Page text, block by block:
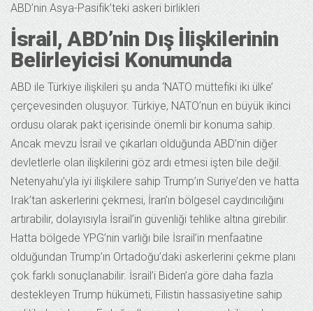
ABD’nin Asya-Pasifik’teki askeri birlikleri
İsrail, ABD’nin Dış İlişkilerinin
Belirleyicisi Konumunda
ABD ile Türkiye ilişkileri şu anda ‘NATO müttefiki iki ülke’
çerçevesinden oluşuyor. Türkiye, NATO’nun en büyük ikinci
ordusu olarak pakt içerisinde önemli bir konuma sahip.
Ancak mevzu İsrail ve çıkarları olduğunda ABD’nin diğer
devletlerle olan ilişkilerini göz ardı etmesi işten bile değil.
Netenyahu’yla iyi ilişkilere sahip Trump’ın Suriye’den ve hatta
Irak’tan askerlerini çekmesi, İran’ın bölgesel caydırıcılığını
artırabilir, dolayısıyla İsrail’in güvenliği tehlike altına girebilir.
Hatta bölgede YPG’nin varlığı bile İsrail’in menfaatine
olduğundan Trump’ın Ortadoğu’daki askerlerini çekme planı
çok farklı sonuçlanabilir. İsrail’i Biden’a göre daha fazla
destekleyen Trump hükümeti, Filistin hassasiyetine sahip